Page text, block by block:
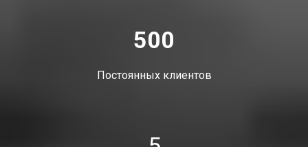
500
Постоянных клиентов